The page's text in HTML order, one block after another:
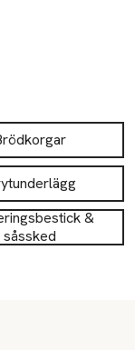
&
såssked